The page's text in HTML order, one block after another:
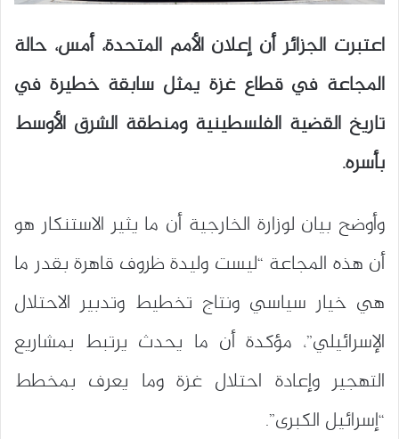
اعتبرت الجزائر أن إعلان الأمم المتحدة، أمس، حالة
المجاعة في قطاع غزة يمثل سابقة خطيرة في
تاريخ القضية الفلسطينية ومنطقة الشرق الأوسط
بأسره.
وأوضح بيان لوزارة الخارجية أن ما يثير الاستنكار هو
أن هذه المجاعة “ليست وليدة ظروف قاهرة بقدر ما
هي خيار سياسي ونتاج تخطيط وتدبير الاحتلال
الإسرائيلي”، مؤكدة أن ما يحدث يرتبط بمشاريع
التهجير وإعادة احتلال غزة وما يعرف بمخطط
“إسرائيل الكبرى”.